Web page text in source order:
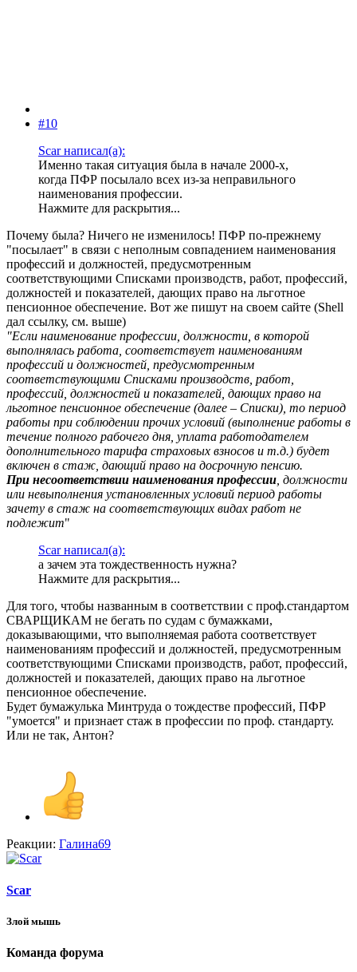
#10
Scar написал(а):
Именно такая ситуация была в начале 2000-х,
когда ПФР посылало всех из-за неправильного
наименования профессии.
Нажмите для раскрытия...
Почему была? Ничего не изменилось! ПФР по-прежнему
"посылает" в связи с неполным совпадением наименования
профессий и должностей, предусмотренным
соответствующими Списками производств, работ, профессий,
должностей и показателей, дающих право на льготное
пенсионное обеспечение. Вот же пишут на своем сайте (Shell
дал ссылку, см. выше)
"Если наименование профессии, должности, в которой
выполнялась работа, соответствует наименованиям
профессий и должностей, предусмотренным
соответствующими Списками производств, работ,
профессий, должностей и показателей, дающих право на
льготное пенсионное обеспечение (далее – Списки), то период
работы при соблюдении прочих условий (выполнение работы в
течение полного рабочего дня, уплата работодателем
дополнительного тарифа страховых взносов и т.д.) будет
включен в стаж, дающий право на досрочную пенсию.
При несоответствии наименования профессии, должности
или невыполнения установленных условий период работы
зачету в стаж на соответствующих видах работ не
подлежит"
Scar написал(а):
а зачем эта тождественность нужна?
Нажмите для раскрытия...
Для того, чтобы названным в соответствии с проф.стандартом
СВАРЩИКАМ не бегать по судам с бумажками,
доказывающими, что выполняемая работа соответствует
наименованиям профессий и должностей, предусмотренным
соответствующими Списками производств, работ, профессий,
должностей и показателей, дающих право на льготное
пенсионное обеспечение.
Будет бумажулька Минтруда о тождестве профессий, ПФР
"умоется" и признает стаж в профессии по проф. стандарту.
Или не так, Антон?
Реакции: Галина69
Scar
Злой мышь
Команда форума